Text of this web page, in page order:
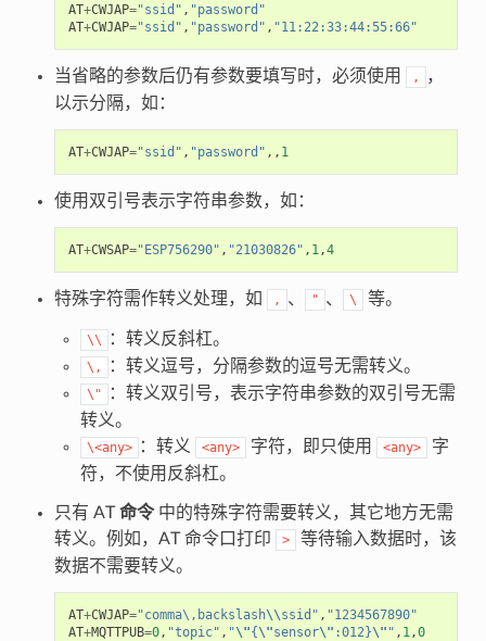
AT+CWJAP="ssid" , "password"
AT+CWJAP="ssid" , "password" , "11:22:33:44:55:66"
当省略的参数后仍有参数要填写时，必须使用 ,
，
以示分隔，如：
AT+CWJAP="ssid" , "password" ,, 1
使用双引号表示字符串参数，如：
AT+CWSAP="ESP756290" , "21030826" , 1,4
特殊字符需作转义处理，如 , 、 " 、 \ 等。
\\ ：转义反斜杠。
\, ：转义逗号，分隔参数的逗号无需转义。
\"
：转义双引号，表示字符串参数的双引号无需
转义。
\<any> ：转义 <any> 字符，即只使用 <any>
字
符，不使用反斜杠。
只有 AT命令中的特殊字符需要转义，其它地方无需
转义。例如，AT 命令口打印
>
等待输入数据时，该
数据不需要转义。
AT+CWJAP="comma\,backslash\\ssid" , "1234567890"
AT+MQTTPUB=0, "topic" , "\"{\"sensor\" :012}\" " , 1,0